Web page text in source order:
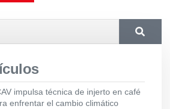
impulsa técnica de injerto en café
enfrentar el cambio climático